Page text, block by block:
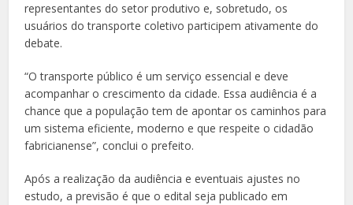
representantes do setor produtivo e, sobretudo, os
usuários do transporte coletivo participem ativamente do
debate.
“O transporte público é um serviço essencial e deve
acompanhar o crescimento da cidade. Essa audiência é a
chance que a população tem de apontar os caminhos para
um sistema eficiente, moderno e que respeite o cidadão
fabricianense”, conclui o prefeito.
Após a realização da audiência e eventuais ajustes no
estudo, a previsão é que o edital seja publicado em